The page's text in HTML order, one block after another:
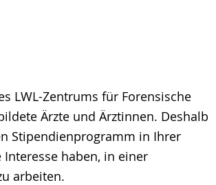
LWL-Zentrums für Forensische
Ärzte und Ärztinnen. Deshalb
Stipendienprogramm in Ihrer
haben, in einer
arbeiten.